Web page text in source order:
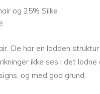
og 25% Silke
De har en lodden
ikke ses i det
og med god grund.